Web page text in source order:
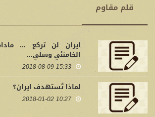
قلم مقاوم
ايران لن تركع ...
الخامنئي وسلي...
15:33 2018-08-09
لماذا تُستهدف ايران؟
10:27 2018-01-02